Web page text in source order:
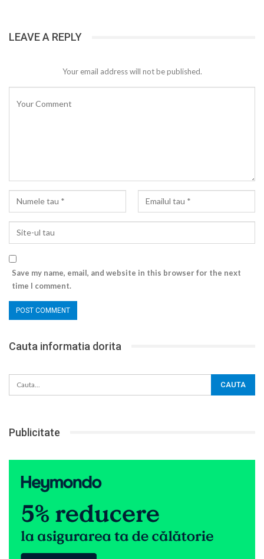
LEAVE A REPLY
Your email address will not be published.
Save my name, email, and website in this browser for the next
time I comment.
Cauta informatia dorita
Publicitate